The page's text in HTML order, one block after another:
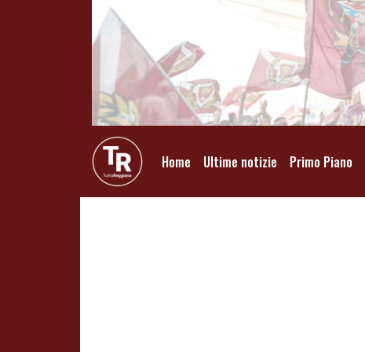
Home Ultime notizie Primo Piano